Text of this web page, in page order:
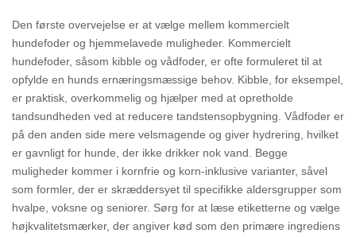
Den første overvejelse er at vælge mellem kommercielt
hundefoder og hjemmelavede muligheder. Kommercielt
hundefoder, såsom kibble og vådfoder, er ofte formuleret til at
opfylde en hunds ernæringsmæssige behov. Kibble, for eksempel,
er praktisk, overkommelig og hjælper med at opretholde
tandsundheden ved at reducere tandstensopbygning. Vådfoder er
på den anden side mere velsmagende og giver hydrering, hvilket
er gavnligt for hunde, der ikke drikker nok vand. Begge
muligheder kommer i kornfrie og korn-inklusive varianter, såvel
som formler, der er skræddersyet til specifikke aldersgrupper som
hvalpe, voksne og seniorer. Sørg for at læse etiketterne og vælge
højkvalitetsmærker, der angiver kød som den primære ingrediens